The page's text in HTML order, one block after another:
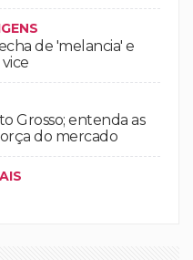
de 'melancia' e
Grosso; entenda as
do mercado